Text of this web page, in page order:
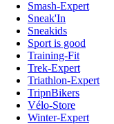
Smash-Expert
Sneak'In
Sneakids
Sport is good
Training-Fit
Trek-Expert
Triathlon-Expert
TripnBikers
Vélo-Store
Winter-Expert